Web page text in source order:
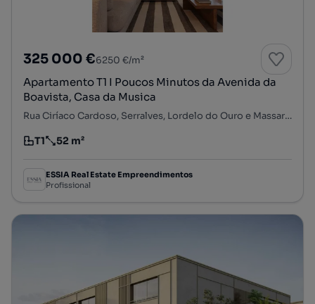
325 000 €6250 €/m²
Apartamento T1 I Poucos Minutos da Avenida da
Boavista, Casa da Musica
Rua Ciríaco Cardoso, Serralves, Lordelo do Ouro e Massarelos, Porto, Porto
Tipologia
T1
Preço por metro quadrado
52 m²
ESSIA Real Estate Empreendimentos
Profissional